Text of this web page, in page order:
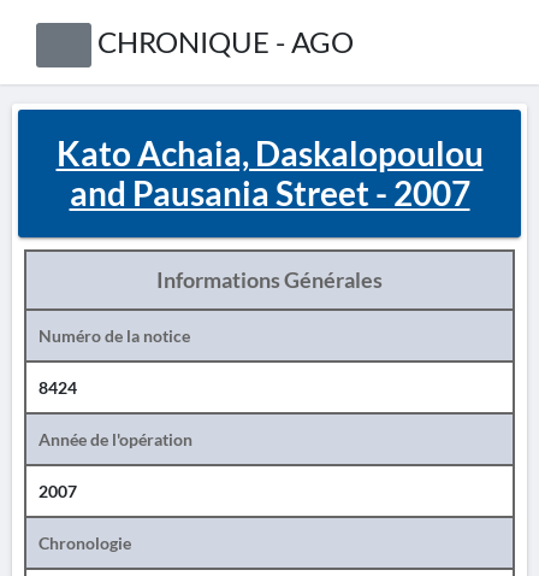
CHRONIQUE - AGO
Kato Achaia, Daskalopoulou
and Pausania Street - 2007
Informations Générales
Numéro de la notice
8424
Année de l'opération
2007
Chronologie